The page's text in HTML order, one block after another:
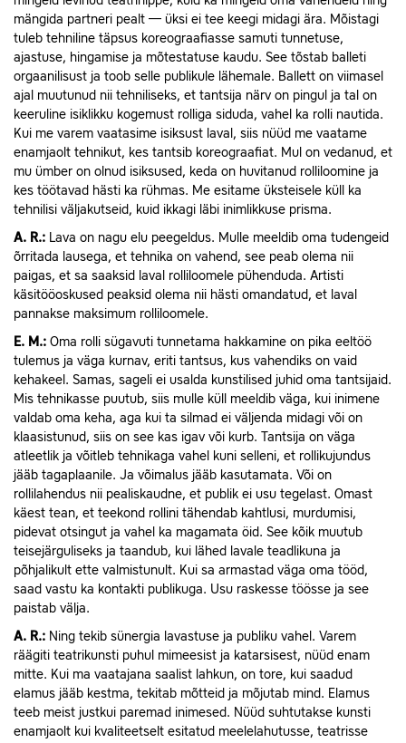
mängida partneri pealt — üksi ei tee keegi midagi ära. Mõistagi
tuleb tehniline täpsus koreograafiasse samuti tunnetuse,
ajastuse, hingamise ja mõtestatuse kaudu. See tõstab balleti
orgaanilisust ja toob selle publikule lähemale. Ballett on viimasel
ajal muutunud nii tehniliseks, et tantsija närv on pingul ja tal on
keeruline isiklikku kogemust rolliga siduda, vahel ka rolli nautida.
Kui me varem vaatasime isiksust laval, siis nüüd me vaatame
enamjaolt tehnikut, kes tantsib koreograafiat. Mul on vedanud, et
mu ümber on olnud isiksused, keda on huvitanud rolliloomine ja
kes töötavad hästi ka rühmas. Me esitame üksteisele küll ka
tehnilisi väljakutseid, kuid ikkagi läbi inimlikkuse prisma.
A. R.: Lava on nagu elu peegeldus. Mulle meeldib oma tudengeid
õrritada lausega, et tehnika on vahend, see peab olema nii
paigas, et sa saaksid laval rolliloomele pühenduda. Artisti
käsitööoskused peaksid olema nii hästi omandatud, et laval
pannakse maksimum rolliloomele.
E. M.: Oma rolli sügavuti tunnetama hakkamine on pika eeltöö
tulemus ja väga kurnav, eriti tantsus, kus vahendiks on vaid
kehakeel. Samas, sageli ei usalda kunstilised juhid oma tantsijaid.
Mis tehnikasse puutub, siis mulle küll meeldib väga, kui inimene
valdab oma keha, aga kui ta silmad ei väljenda midagi või on
klaasistunud, siis on see kas igav või kurb. Tantsija on väga
atleetlik ja võitleb tehnikaga vahel kuni selleni, et rollikujundus
jääb tagaplaanile. Ja võimalus jääb kasutamata. Või on
rollilahendus nii pealiskaudne, et publik ei usu tegelast. Omast
käest tean, et teekond rollini tähendab kahtlusi, murdumisi,
pidevat otsingut ja vahel ka magamata öid. See kõik muutub
teisejärguliseks ja taandub, kui lähed lavale teadlikuna ja
põhjalikult ette valmistunult. Kui sa armastad väga oma tööd,
saad vastu ka kontakti publikuga. Usu raskesse töösse ja see
paistab välja.
A. R.: Ning tekib sünergia lavastuse ja publiku vahel. Varem
räägiti teatrikunsti puhul mimeesist ja katarsisest, nüüd enam
mitte. Kui ma vaatajana saalist lahkun, on tore, kui saadud
elamus jääb kestma, tekitab mõtteid ja mõjutab mind. Elamus
teeb meist justkui paremad inimesed. Nüüd suhtutakse kunsti
enamjaolt kui kvaliteetselt esitatud meelelahutusse, teatrisse